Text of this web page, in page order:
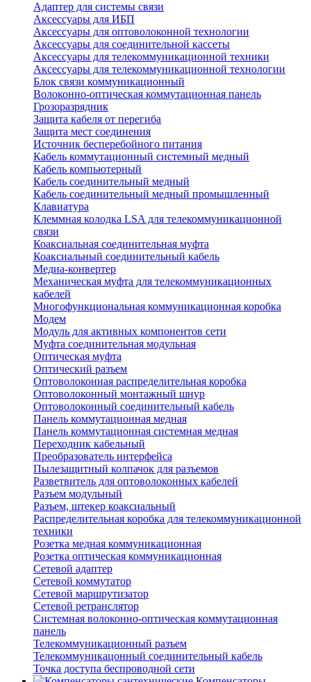
Адаптер для системы связи
Аксессуары для ИБП
Аксессуары для оптоволоконной технологии
Аксессуары для соединительной кассеты
Аксессуары для телекоммуникационной техники
Аксессуары для телекоммуникационной технологии
Блок связи коммуникационный
Волоконно-оптическая коммутационная панель
Грозоразрядник
Защита кабеля от перегиба
Защита мест соединения
Источник бесперебойного питания
Кабель коммутационный системный медный
Кабель компьютерный
Кабель соединительный медный
Кабель соединительный медный промышленный
Клавиатура
Клеммная колодка LSA для телекоммуникационной
связи
Коаксиальная соединительная муфта
Коаксиальный соединительный кабель
Медиа-конвертер
Механическая муфта для телекоммуникационных
кабелей
Многофункциональная коммуникационная коробка
Модем
Модуль для активных компонентов сети
Муфта соединительная модульная
Оптическая муфта
Оптический разъем
Оптоволоконная распределительная коробка
Оптоволоконный монтажный шнур
Оптоволоконный соединительный кабель
Панель коммутационная медная
Панель коммутационная системная медная
Переходник кабельный
Преобразователь интерфейса
Пылезащитный колпачок для разъемов
Разветвитель для оптоволоконных кабелей
Разъем модульный
Разъем, штекер коаксиальный
Распределительная коробка для телекоммуникационной
техники
Розетка медная коммуникационная
Розетка оптическая коммуникационная
Сетевой адаптер
Сетевой коммутатор
Сетевой маршрутизатор
Сетевой ретранслятор
Системная волоконно-оптическая коммутационная
панель
Телекоммуникационный разъем
Телекоммуникацонный соединительный кабель
Точка доступа беспроводной сети